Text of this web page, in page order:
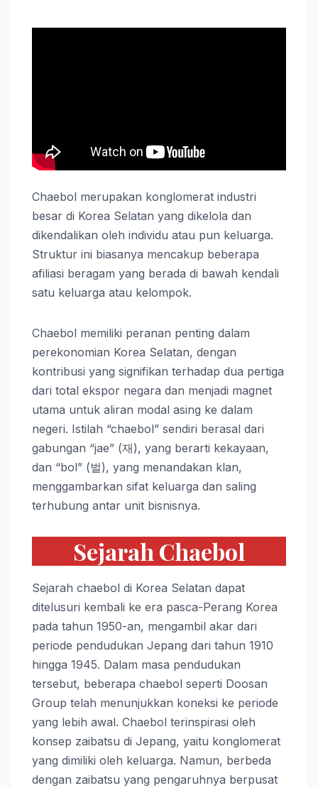
Chaebol merupakan konglomerat industri
besar di Korea Selatan yang dikelola dan
dikendalikan oleh individu atau pun keluarga.
Struktur ini biasanya mencakup beberapa
afiliasi beragam yang berada di bawah kendali
satu keluarga atau kelompok.
Chaebol memiliki peranan penting dalam
perekonomian Korea Selatan, dengan
kontribusi yang signifikan terhadap dua pertiga
dari total ekspor negara dan menjadi magnet
utama untuk aliran modal asing ke dalam
negeri. Istilah “chaebol” sendiri berasal dari
gabungan “jae” (재), yang berarti kekayaan,
dan “bol” (벌), yang menandakan klan,
menggambarkan sifat keluarga dan saling
terhubung antar unit bisnisnya.
Sejarah Chaebol
Sejarah chaebol di Korea Selatan dapat
ditelusuri kembali ke era pasca-Perang Korea
pada tahun 1950-an, mengambil akar dari
periode pendudukan Jepang dari tahun 1910
hingga 1945. Dalam masa pendudukan
tersebut, beberapa chaebol seperti Doosan
Group telah menunjukkan koneksi ke periode
yang lebih awal. Chaebol terinspirasi oleh
konsep zaibatsu di Jepang, yaitu konglomerat
yang dimiliki oleh keluarga. Namun, berbeda
dengan zaibatsu yang pengaruhnya berpusat